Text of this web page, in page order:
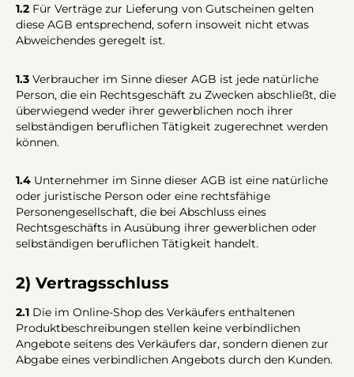
1.2 Für Verträge zur Lieferung von Gutscheinen gelten
diese AGB entsprechend, sofern insoweit nicht etwas
Abweichendes geregelt ist.
1.3 Verbraucher im Sinne dieser AGB ist jede natürliche
Person, die ein Rechtsgeschäft zu Zwecken abschließt, die
überwiegend weder ihrer gewerblichen noch ihrer
selbständigen beruflichen Tätigkeit zugerechnet werden
können.
1.4 Unternehmer im Sinne dieser AGB ist eine natürliche
oder juristische Person oder eine rechtsfähige
Personengesellschaft, die bei Abschluss eines
Rechtsgeschäfts in Ausübung ihrer gewerblichen oder
selbständigen beruflichen Tätigkeit handelt.
2) Vertragsschluss
2.1 Die im Online-Shop des Verkäufers enthaltenen
Produktbeschreibungen stellen keine verbindlichen
Angebote seitens des Verkäufers dar, sondern dienen zur
Abgabe eines verbindlichen Angebots durch den Kunden.